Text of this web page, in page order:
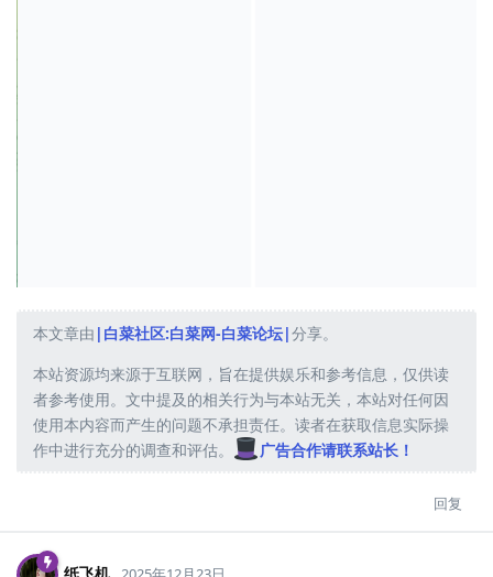
本文章由 |白菜社区:白菜网-白菜论坛|分享。
本站资源均来源于互联网，旨在提供娱乐和参考信息，仅供读
者参考使用。文中提及的相关行为与本站无关，本站对任何因
使用本内容而产生的问题不承担责任。读者在获取信息实际操
作中进行充分的调查和评估。
广告合作请联系站长！
回复